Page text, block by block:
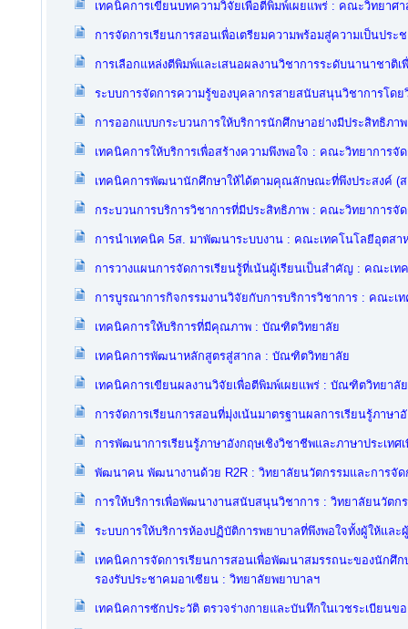
เทคนิคการเขียนบทความวิจัยเพื่อตีพิมพ์เผยแพร่ : คณะวิทยาศา
การจัดการเรียนการสอนเพื่อเตรียมความพร้อมสู่ความเป็นปร
การเลือกแหล่งตีพิมพ์และเสนอผลงานวิชาการระดับนานาชา
ระบบการจัดการความรู้ของบุคลากรสายสนับสนุนวิชาการโด
การออกแบบกระบวนการให้บริการนักศึกษาอย่างมีประสิทธิภ
เทคนิคการให้บริการเพื่อสร้างความพึงพอใจ : คณะวิทยาการจั
เทคนิคการพัฒนานักศึกษาให้ได้ตามคุณลักษณะที่พึงประสงค์ (
กระบวนการบริการวิชาการที่มีประสิทธิภาพ : คณะวิทยาการจั
การนำเทคนิค 5ส. มาพัฒนาระบบงาน : คณะเทคโนโลยีอุตสา
การวางแผนการจัดการเรียนรู้ที่เน้นผู้เรียนเป็นสำคัญ : คณะเท
การบูรณาการกิจกรรมงานวิจัยกับการบริการวิชาการ : คณะเ
เทคนิคการให้บริการที่มีคุณภาพ : บัณฑิตวิทยาลัย
เทคนิคการพัฒนาหลักสูตรสู่สากล : บัณฑิตวิทยาลัย
เทคนิคการเขียนผลงานวิจัยเพื่อตีพิมพ์เผยแพร่ : บัณฑิตวิทยาลัย
การจัดการเรียนการสอนที่มุ่งเน้นมาตรฐานผลการเรียนรู้ภาษ
การพัฒนาการเรียนรู้ภาษาอังกฤษเชิงวิชาชีพและภาษาประเท
พัฒนาคน พัฒนางานด้วย R2R : วิทยาลัยนวัตกรรมและการจัด
การให้บริการเพื่อพัฒนางานสนับสนุนวิชาการ : วิทยาลัยนวัตก
ระบบการให้บริการห้องปฏิบัติการพยาบาลที่พึงพอใจทั้งผู้ให้แล
เทคนิคการจัดการเรียนการสอนเพื่อพัฒนาสมรรถนะของนักศึ
รองรับประชาคมอาเซียน : วิทยาลัยพยาบาลฯ
เทคนิคการซักประวัติ ตรวจร่างกายและบันทึกในเวชระเบียน